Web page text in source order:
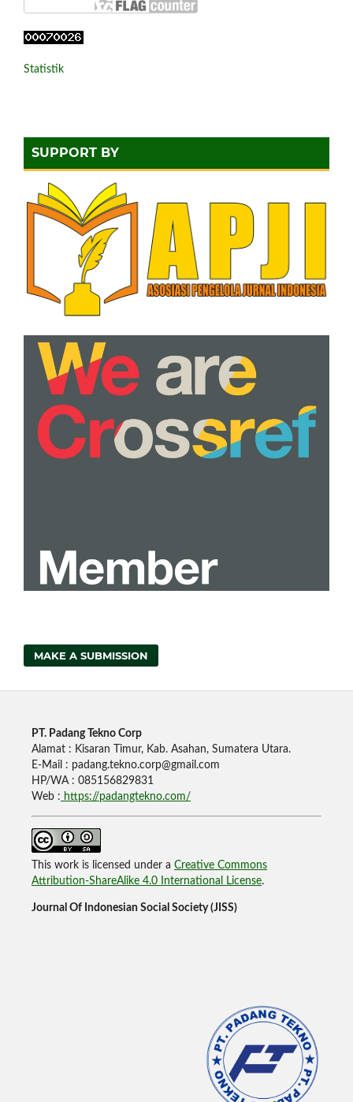
Statistik
SUPPORT BY
MAKE A SUBMISSION
PT. Padang Tekno Corp
Alamat : Kisaran Timur, Kab. Asahan, Sumatera Utara.
E-Mail : padang.tekno.corp@gmail.com
HP/WA : 085156829831
Web : https://padangtekno.com/
This work is licensed under a Creative Commons
Attribution-ShareAlike 4.0 International License.
Journal Of Indonesian Social Society (JISS)